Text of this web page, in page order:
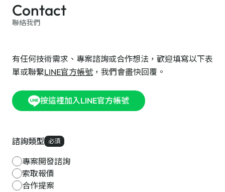
Contact
聯絡我們
有任何技術需求、專案諮詢或合作想法，歡迎填寫以下表
單或聯繫LINE官方帳號 ，我們會盡快回覆。
按這裡加入LINE官方帳號
諮詢類型 必須
專案開發諮詢
索取報價
合作提案